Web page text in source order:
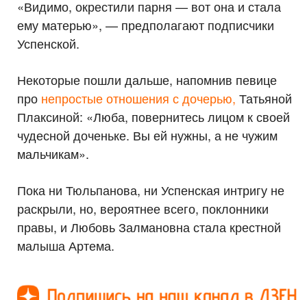
«Видимо, окрестили парня — вот она и стала
ему матерью», — предполагают подписчики
Успенской.
Некоторые пошли дальше, напомнив певице
про непростые отношения с дочерью, Татьяной
Плаксиной: «Люба, повернитесь лицом к своей
чудесной доченьке. Вы ей нужны, а не чужим
мальчикам».
Пока ни Тюльпанова, ни Успенская интригу не
раскрыли, но, вероятнее всего, поклонники
правы, и Любовь Залмановна стала крестной
малыша Артема.